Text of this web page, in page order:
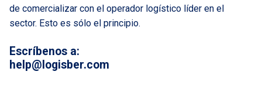
de comercializar con el operador logístico líder en el
sector. Esto es sólo el principio.
Escríbenos a:
help@logisber.com